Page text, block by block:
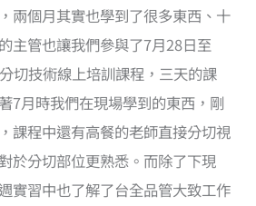
兩個月其實也學到了很多東西、十
主管也讓我們參與了7月28日至
切技術線上培訓課程，三天的課
7月時我們在現場學到的東西，剛
課程中還有高餐的老師直接分切視
於分切部位更熟悉。而除了下現
實習中也了解了台全品管大致工作